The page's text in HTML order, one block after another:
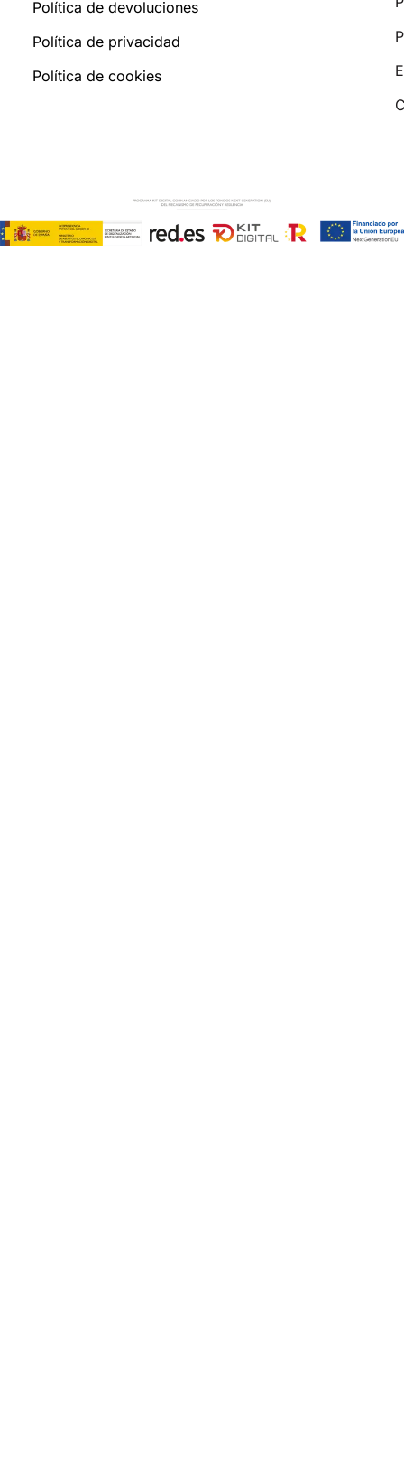
Política de devoluciones
Política de privacidad
Política de cookies